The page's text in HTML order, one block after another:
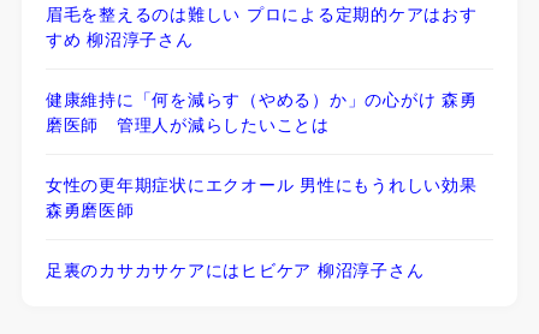
眉毛を整えるのは難しい プロによる定期的ケアはおす
すめ 柳沼淳子さん
健康維持に「何を減らす（やめる）か」の心がけ 森勇
磨医師 管理人が減らしたいことは
女性の更年期症状にエクオール 男性にもうれしい効果
森勇磨医師
足裏のカサカサケアにはヒビケア 柳沼淳子さん